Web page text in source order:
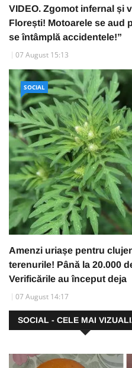
VIDEO. Zgomot infernal și
Florești! Motoarele se aud
se întâmplă accidentele!”
07 August 15:13
SOCIAL
Amenzi uriașe pentru
terenurile! Până la 20.000
Verificările au început deja
07 August 14:17
SOCIAL - CELE MAI